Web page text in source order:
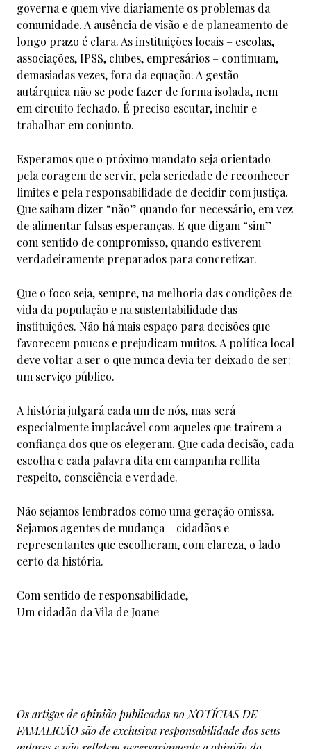
governa e quem vive diariamente os problemas da
comunidade. A ausência de visão e de planeamento de
longo prazo é clara. As instituições locais – escolas,
associações, IPSS, clubes, empresários – continuam,
demasiadas vezes, fora da equação. A gestão
autárquica não se pode fazer de forma isolada, nem
em circuito fechado. É preciso escutar, incluir e
trabalhar em conjunto.
Esperamos que o próximo mandato seja orientado
pela coragem de servir, pela seriedade de reconhecer
limites e pela responsabilidade de decidir com justiça.
Que saibam dizer “não” quando for necessário, em vez
de alimentar falsas esperanças. E que digam “sim”
com sentido de compromisso, quando estiverem
verdadeiramente preparados para concretizar.
Que o foco seja, sempre, na melhoria das condições de
vida da população e na sustentabilidade das
instituições. Não há mais espaço para decisões que
favorecem poucos e prejudicam muitos. A política local
deve voltar a ser o que nunca devia ter deixado de ser:
um serviço público.
A história julgará cada um de nós, mas será
especialmente implacável com aqueles que traírem a
confiança dos que os elegeram. Que cada decisão, cada
escolha e cada palavra dita em campanha reflita
respeito, consciência e verdade.
Não sejamos lembrados como uma geração omissa.
Sejamos agentes de mudança – cidadãos e
representantes que escolheram, com clareza, o lado
certo da história.
Com sentido de responsabilidade,
Um cidadão da Vila de Joane
Os artigos de opinião publicados no NOTÍCIAS DE
FAMALICÃO são de exclusiva responsabilidade dos seus